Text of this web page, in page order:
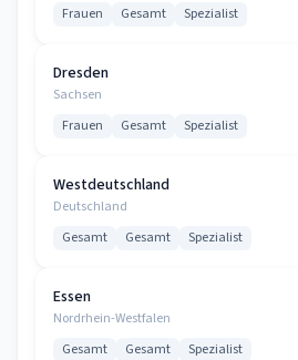
Frauen Gesamt Spezialist
Dresden
Sachsen
Frauen Gesamt Spezialist
Westdeutschland
Deutschland
Gesamt Gesamt Spezialist
Essen
Nordrhein-Westfalen
Gesamt Gesamt Spezialist